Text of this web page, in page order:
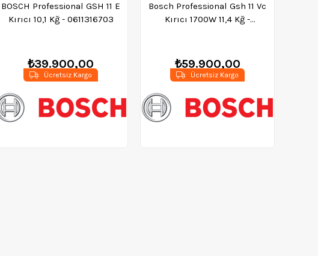
BOSCH Professional GSH 11 E
Kırıcı 10,1 Kğ - 0611316703
₺39.900,00
Ücretsiz Kargo
Bosch Professional Gsh 11 Vc
Kırıcı 1700W 11,4 Kğ -
₺59.900,00
Ücretsiz Kargo